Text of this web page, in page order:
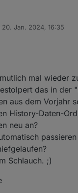
getStateAsync
await
=
if
ob
ob
ob Batterie
20. Jan. 2024, 16:35
von
mal wieder
das in der
aus dem Vorjahr
History-Daten-
neu an?
Schlauch. ;)